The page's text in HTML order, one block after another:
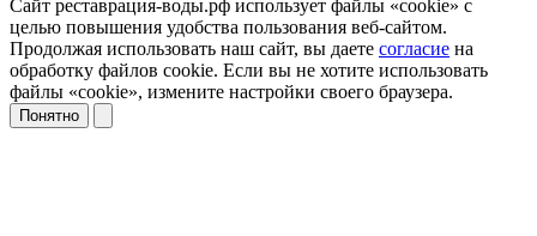
Сайт реставрация-воды.рф использует файлы «cookie» с
целью повышения удобства пользования веб-сайтом.
Продолжая использовать наш сайт, вы даете согласие на
обработку файлов cookie. Если вы не хотите использовать
файлы «cookie», измените настройки своего браузера.
Понятно